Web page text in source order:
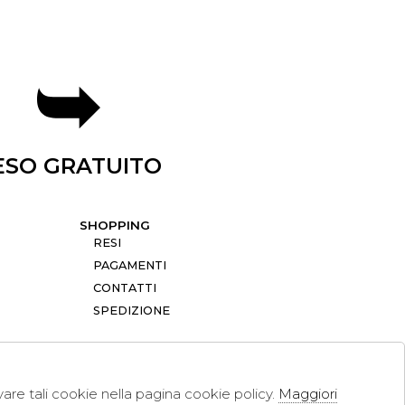
GRATUITO
SHOPPING
RESI
PAGAMENTI
CONTATTI
SPEDIZIONE
tali cookie nella pagina cookie policy. Maggiori